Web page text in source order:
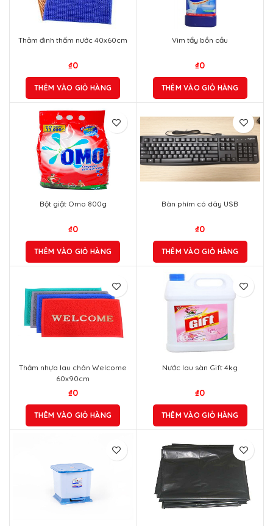
Thảm đinh thấm nước 40x60cm
₫0
THÊM VÀO GIỎ HÀNG
Vim tẩy bồn cầu
₫0
THÊM VÀO GIỎ HÀNG
Bột giặt Omo 800g
₫0
THÊM VÀO GIỎ HÀNG
Bàn phím có dây USB
₫0
THÊM VÀO GIỎ HÀNG
Thảm nhựa lau chân Welcome
60x90cm
₫0
THÊM VÀO GIỎ HÀNG
Nước lau sàn Gift 4kg
₫0
THÊM VÀO GIỎ HÀNG